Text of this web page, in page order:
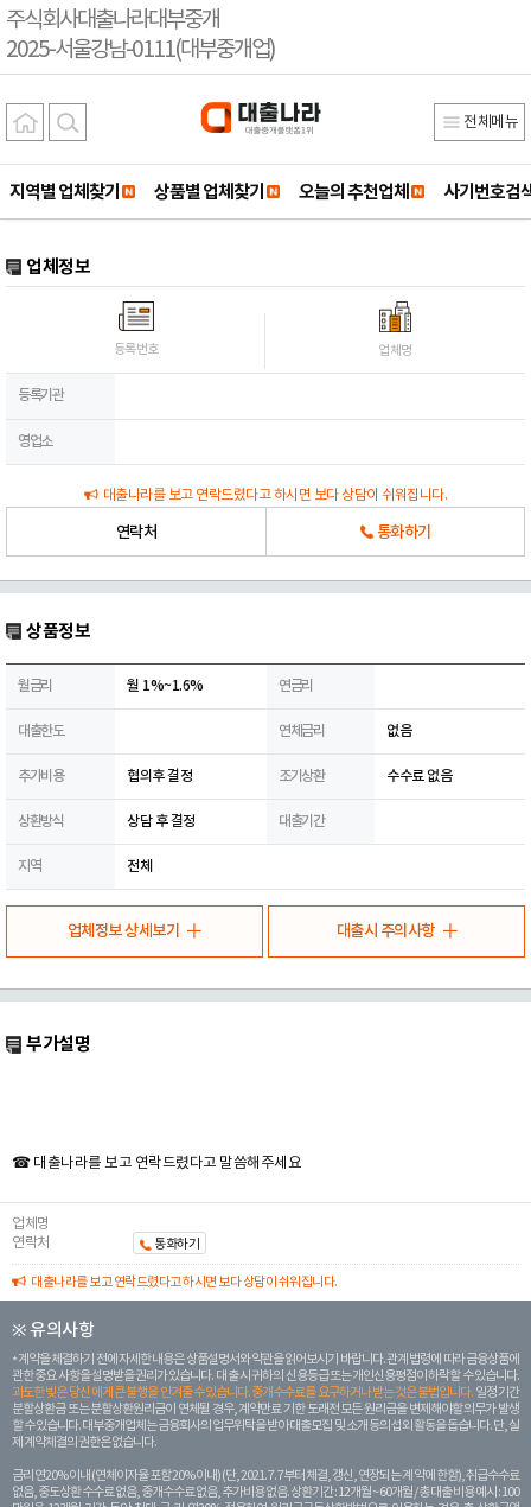
주식회사대출나라대부중개
2025-서울강남-0111(대부중개업)
전체메뉴
지역별 업체찾기 상품별 업체찾기 오늘의 추천업체 사기번호검
업체정보
등록번호 업체명
등록기관
영업소
대출나라를 보고 연락드렸다고 하시면 보다 상담이 쉬워집니다.
연락처 통화하기
상품정보
월금리 월 1%~1.6% 연금리
대출한도 연체금리 없음
추가비용 협의후 결정 조기상환 수수료 없음
상환방식 상담 후 결정 대출기간
지역 전체
업체정보 상세보기 대출시 주의사항
부가설명
☎ 대출나라를 보고 연락드렸다고 말씀해주세요
업체명
연락처
통화하기
대출나라를 보고 연락드렸다고 하시면 보다 상담이 쉬워집니다.
※ 유의사항
계약을 체결하기 전에 자세한 내용은 상품설명서와 약관을 읽어보시기 바랍니다. 관계 법령에 따라 금융상품에
관한 중요 사항을 설명받을 권리가 있습니다. 대 출 시 귀하의 신용등급 또는 개인신용평점이 하락할 수 있습니다.
과도한 빚은 당신 에게 큰 불행을 안겨줄 수 있습니다. 중개수수료를 요구하거나 받는 것은 불법입니다. 일정 기간
분할상환금 또는 분할상환원리금이 연체될 경우, 계약만료 기한 도래전 모든 원리금을 변제해야할 의무가 발생
할 수 있습니다. 대부중개업체는 금융회사의 업무위탁을 받아 대출모집 및 소개 등의 섭외 활동을 돕습니다. 단, 실
제 계약체결의 권한은 없습니다.
금리 연20% 이내 (연체이자율 포함 20% 이내) (단, 2021. 7. 7부터 체결, 갱신, 연장되는 계 약에 한함), 취급수수료
없음, 중도상환 수수료 없음, 중개수수료 없음, 추가비용 없음. 상환기간 : 12개월 ~ 60개월 / 총 대출 비용 예시 : 100